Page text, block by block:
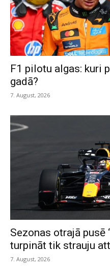
F1 pilotu algas: kuri
gadā?
7. August, 2026
Sezonas otrajā pusē
turpināt tik strauju
7. August, 2026